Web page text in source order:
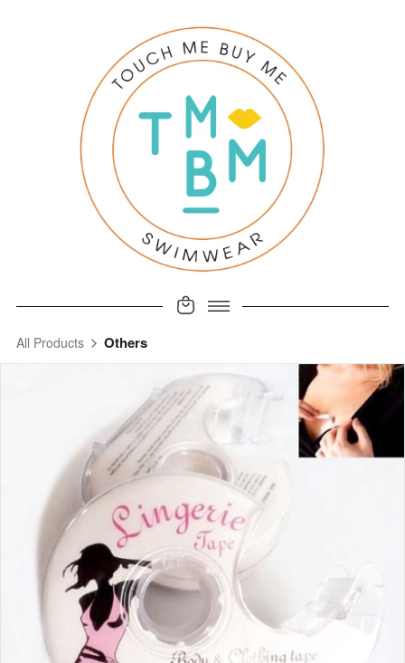
All Products Others